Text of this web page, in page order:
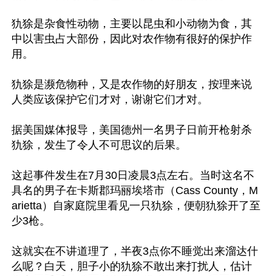
犰狳是杂食性动物，主要以昆虫和小动物为食，其
中以害虫占大部份，因此对农作物有很好的保护作
用。
犰狳是濒危物种，又是农作物的好朋友，按理来说
人类应该保护它们才对，谢谢它们才对。
据美国媒体报导，美国德州一名男子日前开枪射杀
犰狳，发生了令人不可思议的后果。
这起事件发生在7月30日凌晨3点左右。当时这名不
具名的男子在卡斯郡玛丽埃塔市（Cass County，M
arietta）自家庭院里看见一只犰狳，便朝犰狳开了至
少3枪。
这就实在不讲道理了，半夜3点你不睡觉出来溜达什
么呢？白天，胆子小的犰狳不敢出来打扰人，估计